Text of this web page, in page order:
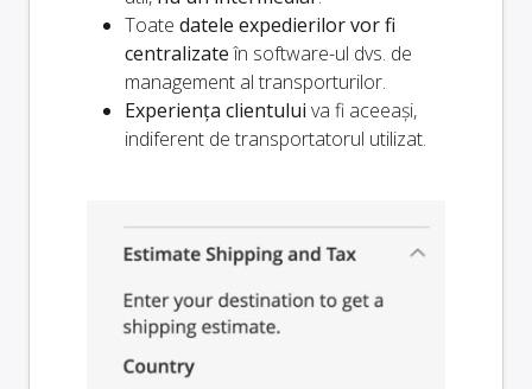
Toate datele expedierilor vor fi
centralizateîn software-ul dvs. de
management al transporturilor.
Experiența clientului va fi aceeași,
indiferent de transportatorul utilizat.